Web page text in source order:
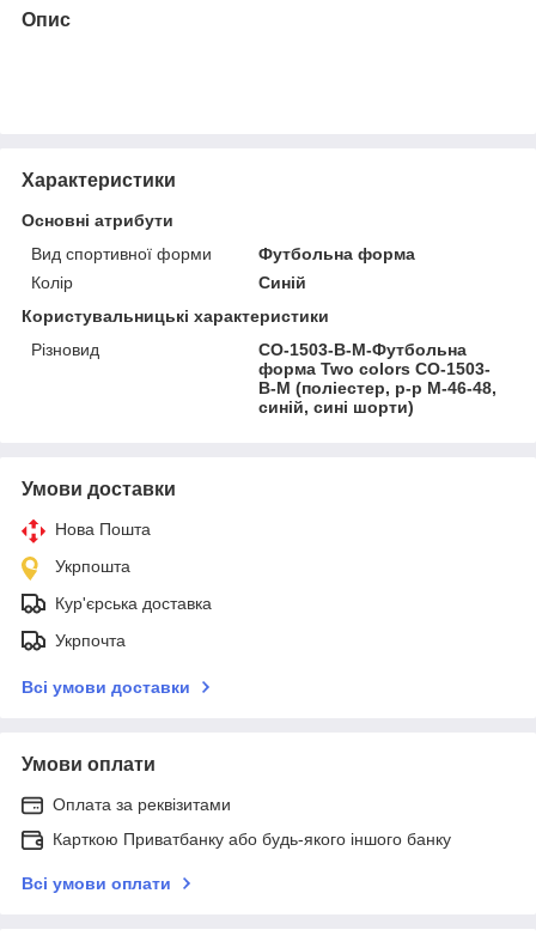
Опис
Характеристики
Основні атрибути
Вид спортивної форми
Футбольна форма
Колір
Синій
Користувальницькі характеристики
Різновид
CO-1503-B-M-Футбольна
форма Two colors CO-1503-
B-M (поліестер, р-р M-46-48,
синій, сині шорти)
Умови доставки
Нова Пошта
Укрпошта
Кур'єрська доставка
Укрпочта
Всі умови доставки
Умови оплати
Оплата за реквізитами
Карткою Приватбанку або будь-якого іншого банку
Всі умови оплати